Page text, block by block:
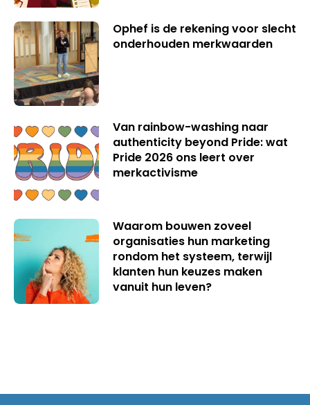
Ophef is de rekening voor slecht
onderhouden merkwaarden
Van rainbow-washing naar
authenticity beyond Pride: wat
Pride 2026 ons leert over
merkactivisme
Waarom bouwen zoveel
organisaties hun marketing
rondom het systeem, terwijl
klanten hun keuzes maken
vanuit hun leven?